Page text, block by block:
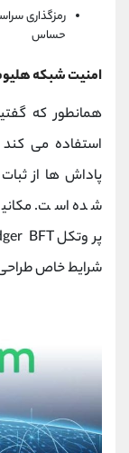
رمزگذاری
حساس
امنیت شبکه
استفاده می
پاداش ها از ثبات
شده است.
شرایط خاص